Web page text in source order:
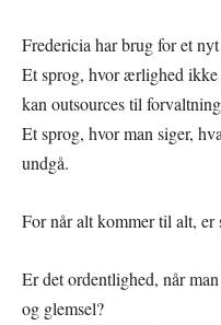
Fredericia har brug for et
Et sprog, hvor ærlighed
kan outsources til
Et sprog, hvor man siger,
undgå.
For når alt kommer til alt, er
Er det ordentlighed, når
og glemsel?